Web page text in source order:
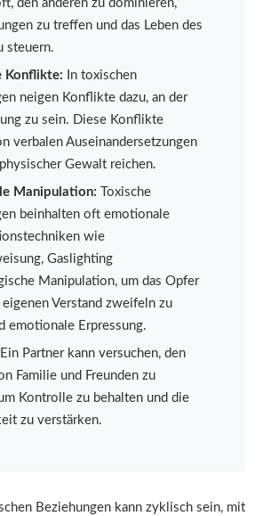
den anderen zu dominieren,
zu treffen und das Leben des
steuern.
Konflikte: In toxischen
neigen Konflikte dazu, an der
zu sein. Diese Konflikte
verbalen Auseinandersetzungen
Gewalt reichen.
Manipulation: Toxische
beinhalten oft emotionale
wie
Gaslighting
Manipulation, um das Opfer
eigenen Verstand zweifeln zu
emotionale Erpressung.
Ein Partner kann versuchen, den
Familie und Freunden zu
Kontrolle zu behalten und die
zu verstärken.
Beziehungen kann zyklisch sein, mit